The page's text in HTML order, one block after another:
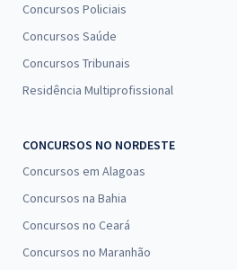
Concursos Policiais
Concursos Saúde
Concursos Tribunais
Residência Multiprofissional
CONCURSOS NO NORDESTE
Concursos em Alagoas
Concursos na Bahia
Concursos no Ceará
Concursos no Maranhão